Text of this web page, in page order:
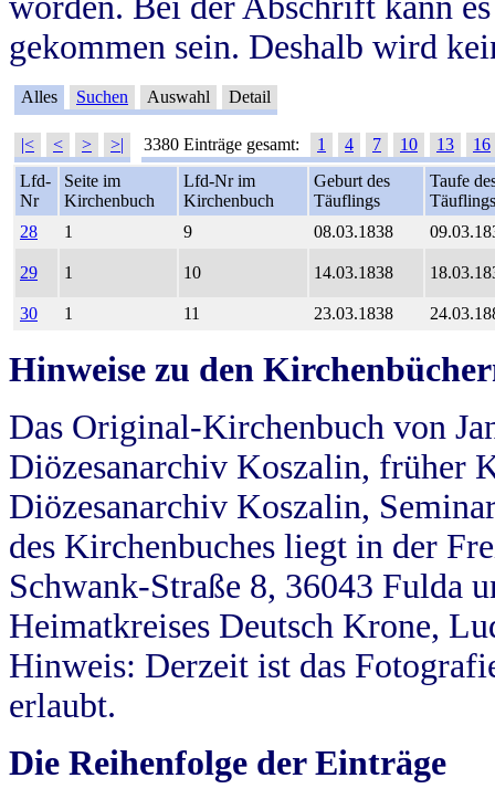
gekommen sein. Deshalb wird
Alles Suchen Auswahl Detail
|< < > >| 3380 Einträge gesamt: 1 4 7 10 13
16
Lfd-
Nr
Seite im
Kirchenbuch
Lfd-Nr im
Kirchenbuch
Geburt des
Täuflings
Taufe
Täuflings
28
1 9 08.03.1838
29 1 10 14.03.1838
30 1 11 23.03.1838
Hinweise zu den
Das Original-Kirchenbuch von
Diözesanarchiv Koszalin, früher
Diözesanarchiv Koszalin,
des Kirchenbuches liegt in der
Schwank-Straße 8, 36043 Fulda
Heimatkreises Deutsch Krone,
Hinweis: Derzeit ist das
erlaubt.
Die Reihenfolge der Einträge